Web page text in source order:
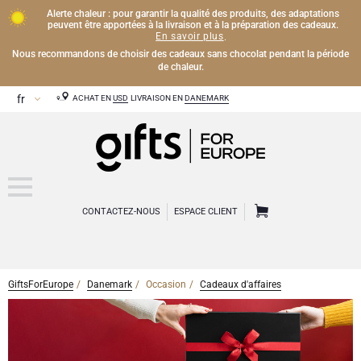
Alerte chaleur : pour garantir la qualité des produits, des adaptations
peuvent être apportées à la livraison et à la préparation des cadeaux.
En savoir plus.
Nous recommandons de choisir des cadeaux sans chocolat pendant la période
de chaleur.
ACHAT EN USD LIVRAISON EN DANEMARK
CONTACTEZ-NOUS ESPACE CLIENT
BOISSONS
GiftsForEurope Danemark Occasion Cadeaux d'affaires